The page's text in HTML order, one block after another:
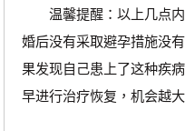
温馨提醒：以上几点内
婚后没有采取避孕措施没
果发现自己患上了这种疾
早进行治疗恢复，机会越